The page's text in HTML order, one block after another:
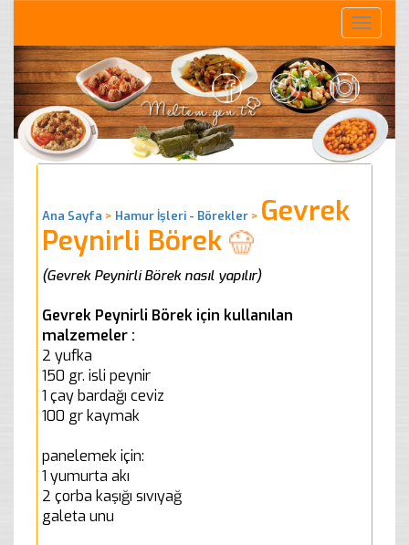
Toggle
Ana Sayfa > Hamur İşleri - Börekler > Gevrek
Peynirli Börek
(Gevrek Peynirli Börek nasıl yapılır)
Gevrek Peynirli Börek için kullanılan
malzemeler :
2 yufka
150 gr. isli peynir
1 çay bardağı ceviz
100 gr kaymak
panelemek için:
1 yumurta akı
2 çorba kaşığı sıvıyağ
galeta unu